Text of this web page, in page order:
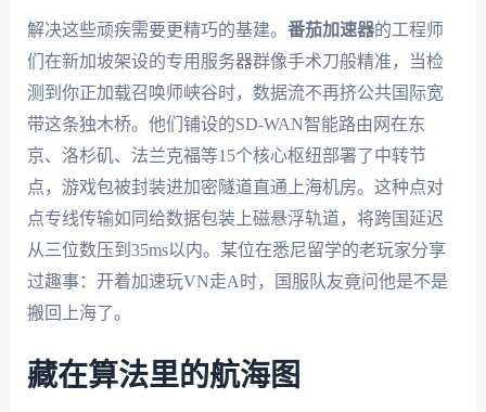
解决这些顽疾需要更精巧的基建。 番茄加速器的工程师
们在新加坡架设的专用服务器群像手术刀般精准，当检
测到你正加载召唤师峡谷时，数据流不再挤公共国际宽
带这条独木桥。他们铺设的SD-WAN智能路由网在东
京、洛杉矶、法兰克福等15个核心枢纽部署了中转节
点，游戏包被封装进加密隧道直通上海机房。这种点对
点专线传输如同给数据包装上磁悬浮轨道，将跨国延迟
从三位数压到35ms以内。某位在悉尼留学的老玩家分享
过趣事：开着加速玩VN走A时，国服队友竟问他是不是
搬回上海了。
藏在算法里的航海图